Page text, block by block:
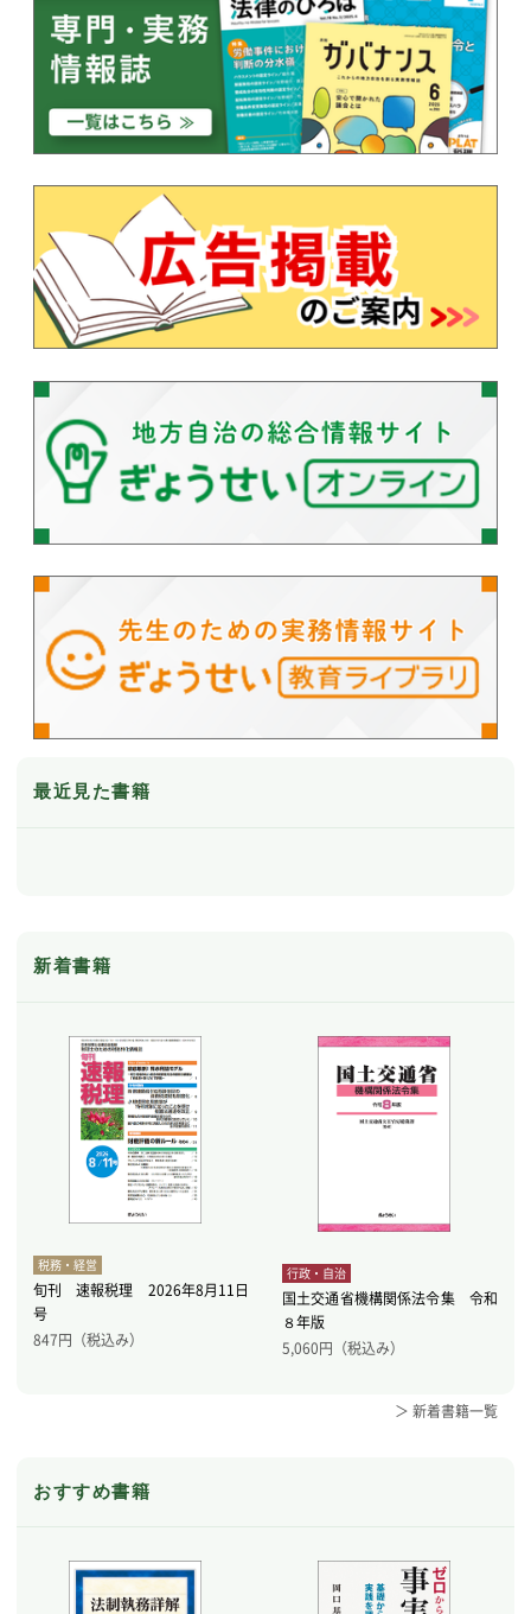
最近見た書籍
新着書籍
税務・経営
旬刊 速報税理 2026年8月11日
号
847円（税込み）
行政・自治
国土交通省機構関係法令集 令和
８年版
5,060円（税込み）
＞ 新着書籍一覧
おすすめ書籍